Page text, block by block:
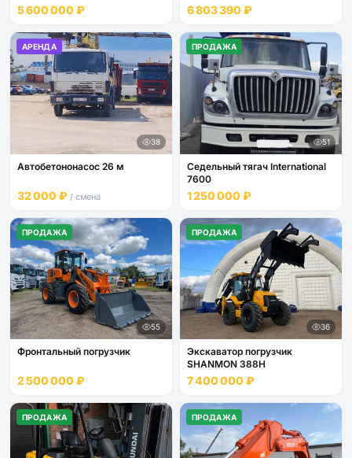
5 600 000 ₽ 6 803 390 ₽
АРЕНДА
38
Автобетононасос 26 м
32 000 ₽ / смена
ПРОДАЖА
51
Седельный тягач International
7600
1 250 000 ₽
ПРОДАЖА
55
Фронтальный погрузчик
2 500 000 ₽
ПРОДАЖА
36
Экскаватор погрузчик
SHANMON 388H
7 400 000 ₽
ПРОДАЖА ПРОДАЖА